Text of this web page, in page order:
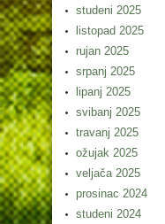
studeni 2025
listopad 2025
rujan 2025
srpanj 2025
lipanj 2025
svibanj 2025
travanj 2025
ožujak 2025
veljača 2025
prosinac 2024
studeni 2024